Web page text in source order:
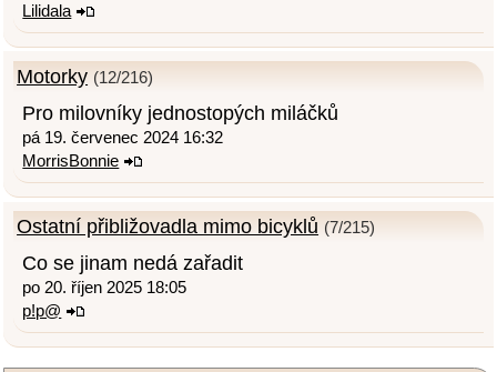
Lilidala
Motorky (12/216)
Pro milovníky jednostopých miláčků
pá 19. červenec 2024 16:32
MorrisBonnie
Ostatní přibližovadla mimo bicyklů (7/215)
Co se jinam nedá zařadit
po 20. říjen 2025 18:05
p!p@